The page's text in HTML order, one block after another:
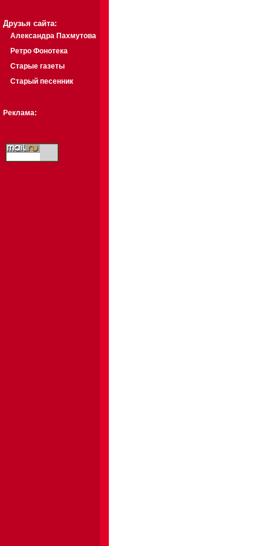
Друзья сайта:
Александра Пахмутова
Ретро Фонотека
Старые газеты
Старый песенник
Реклама: